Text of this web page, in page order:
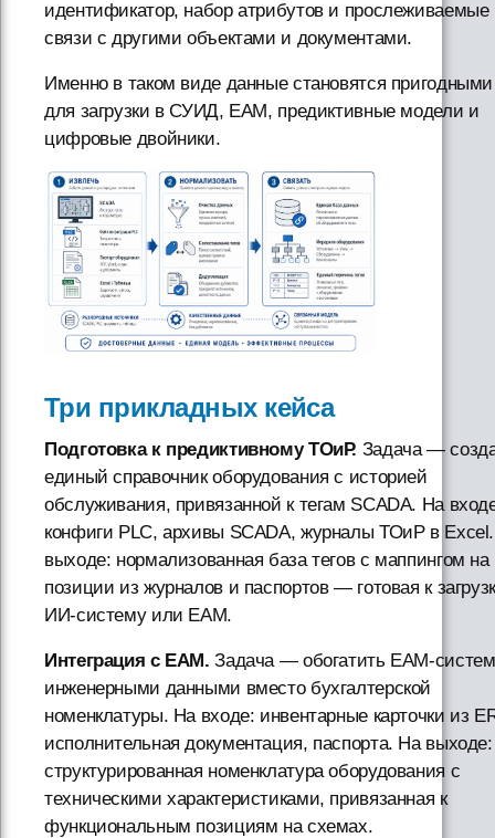
идентификатор, набор атрибутов и прослеживаемые
связи с другими объектами и документами.
Именно в таком виде данные становятся пригодными
для загрузки в СУИД, EAM, предиктивные модели и
цифровые двойники.
Три прикладных кейса
Подготовка к предиктивному ТОиР. Задача —
единый справочник оборудования с историей
обслуживания, привязанной к тегам SCADA. На
конфиги PLC, архивы SCADA, журналы ТОиР в
выходе: нормализованная база тегов с маппингом на
позиции из журналов и паспортов — готовая к
ИИ-систему или EAM.
Интеграция с EAM. Задача — обогатить EAM-
инженерными данными вместо бухгалтерской
номенклатуры. На входе: инвентарные карточки из
исполнительная документация, паспорта. На выходе:
структурированная номенклатура оборудования с
техническими характеристиками, привязанная к
функциональным позициям на схемах.